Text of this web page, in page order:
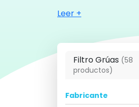
Se utilizan para
Se utilizan eninterior
Vídeo
Leer +
Filtro Grúas (58
productos)
Fabricante